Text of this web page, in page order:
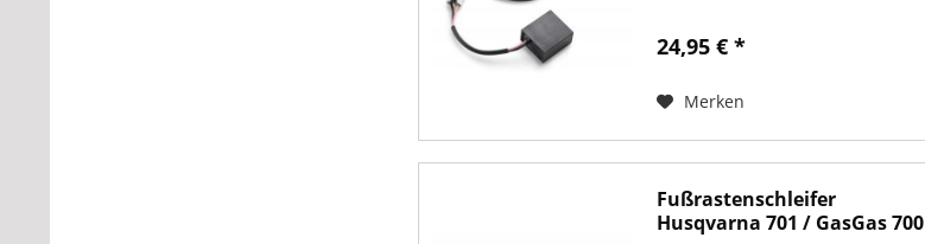
einstecken.
24,95 € *
Merken
Fußrastenschleifer
Husqvarna 701 / GasGas 700